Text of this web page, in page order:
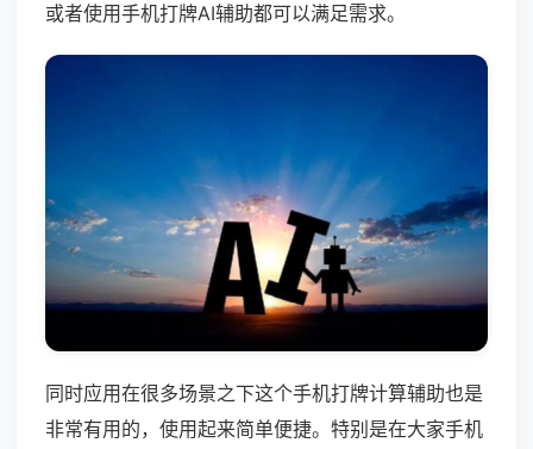
或者使用手机打牌AI辅助都可以满足需求。
同时应用在很多场景之下这个手机打牌计算辅助也是
非常有用的，使用起来简单便捷。特别是在大家手机